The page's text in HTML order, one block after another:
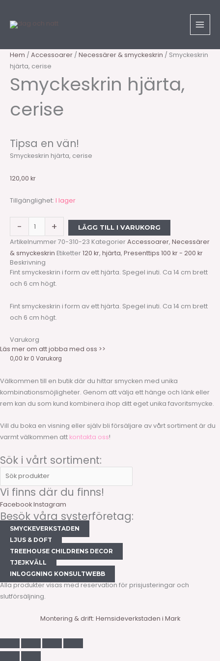
innehåll
Hem / Accessoarer / Necessärer & smyckeskrin / Smyckeskrin
hjärta, cerise
Smyckeskrin hjärta,
cerise
Tipsa en vän!
Smyckeskrin hjärta, cerise
120,00 kr
Tillgänglighet: I lager
-
cerise
+ LÄGG TILL I VARUKORG
Artikelnummer70-310-23 KategorierAccessoarer, Necessärer
& smyckeskrin Etiketter120 kr, hjärta, Presenttips 100 kr - 200 kr
Beskrivning
Fint smyckeskrin i form av ett hjärta. Spegel inuti. Ca 14 cm brett
och 6 cm högt.
Fint smyckeskrin i form av ett hjärta. Spegel inuti. Ca 14 cm brett
och 6 cm högt.
Varukorg
Läs mer om att jobba med oss >>
0,00 kr 0 Varukorg
Välkommen till en butik där du hittar smycken med unika
kombinationsmöjligheter. Genom att välja ett hänge och länk eller
rem kan du som kund kombinera ihop ditt eget unika favoritsmycke.
Vill du boka en visning eller själv bli försäljare av vårt sortiment är du
varmt välkommen att kontakta oss!
Sök i vårt sortiment:
Vi finns där du finns!
FacebookInstagram
Besök våra systerföretag:
SMYCKEVERKSTADEN
LJUS & DOFT
TREEHOUSE CHILDRENS DECOR
TJEJKVÄLL
INLOGGNING KONSULTWEBB
Alla produkter visas med reservation för prisjusteringar och
slutförsäljning.
Montering & drift: Hemsideverkstaden i Mark